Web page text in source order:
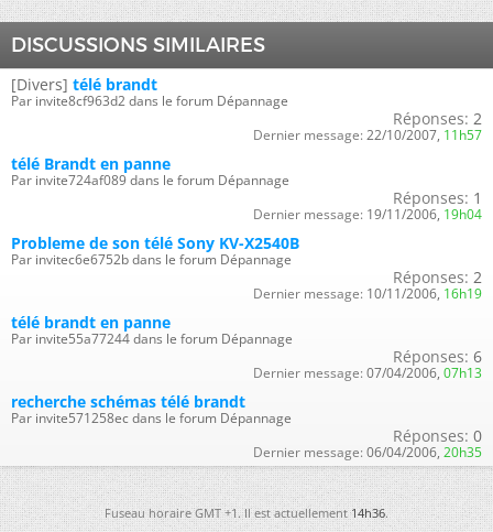
DISCUSSIONS SIMILAIRES
[Divers] télé brandt
Par invite8cf963d2 dans le forum Dépannage
Réponses: 2
Dernier message: 22/10/2007, 11h57
télé Brandt en panne
Par invite724af089 dans le forum Dépannage
Réponses: 1
Dernier message: 19/11/2006, 19h04
Probleme de son télé Sony KV-X2540B
Par invitec6e6752b dans le forum Dépannage
Réponses: 2
Dernier message: 10/11/2006, 16h19
télé brandt en panne
Par invite55a77244 dans le forum Dépannage
Réponses: 6
Dernier message: 07/04/2006, 07h13
recherche schémas télé brandt
Par invite571258ec dans le forum Dépannage
Réponses: 0
Dernier message: 06/04/2006, 20h35
Fuseau horaire GMT +1. Il est actuellement14h36.